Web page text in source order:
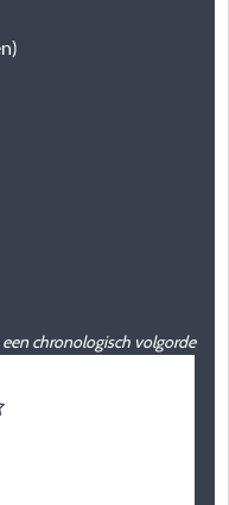
chronologisch volgorde